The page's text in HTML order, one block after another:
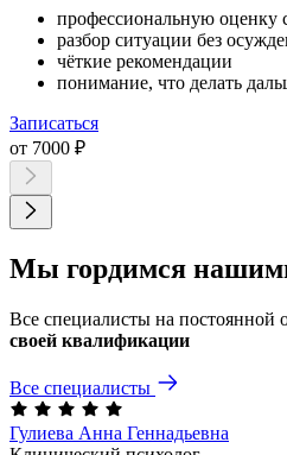
профессиональную оценку
разбор ситуации без
чёткие рекомендации
понимание, что делать
Записаться
от 7000 ₽
Мы гордимся
Все специалисты на постоянной
своей квалификации
Все специалисты
Гулиева Анна Геннадьевна